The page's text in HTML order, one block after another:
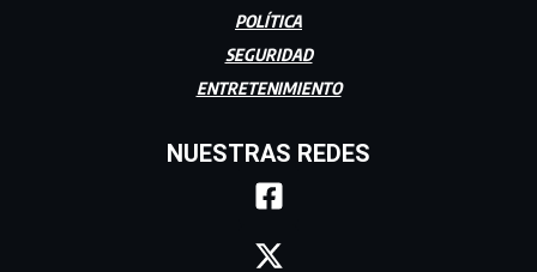
POLÍTICA
SEGURIDAD
ENTRETENIMIENTO
NUESTRAS REDES